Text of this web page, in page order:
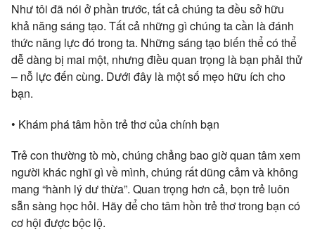
Như tôi đã nói ở phần trước, tất cả chúng ta đều sở hữu
khả năng sáng tạo. Tất cả những gì chúng ta cần là đánh
thức năng lực đó trong ta. Những sáng tạo biến thể có thể
dễ dàng bị mai một, nhưng điều quan trọng là bạn phải thử
– nỗ lực đến cùng. Dưới đây là một số mẹo hữu ích cho
bạn.
• Khám phá tâm hồn trẻ thơ của chính bạn
Trẻ con thường tò mò, chúng chẳng bao giờ quan tâm xem
người khác nghĩ gì về mình, chúng rất dũng cảm và không
mang “hành lý dư thừa”. Quan trọng hơn cả, bọn trẻ luôn
sẵn sàng học hỏi. Hãy để cho tâm hồn trẻ thơ trong bạn có
cơ hội được bộc lộ.